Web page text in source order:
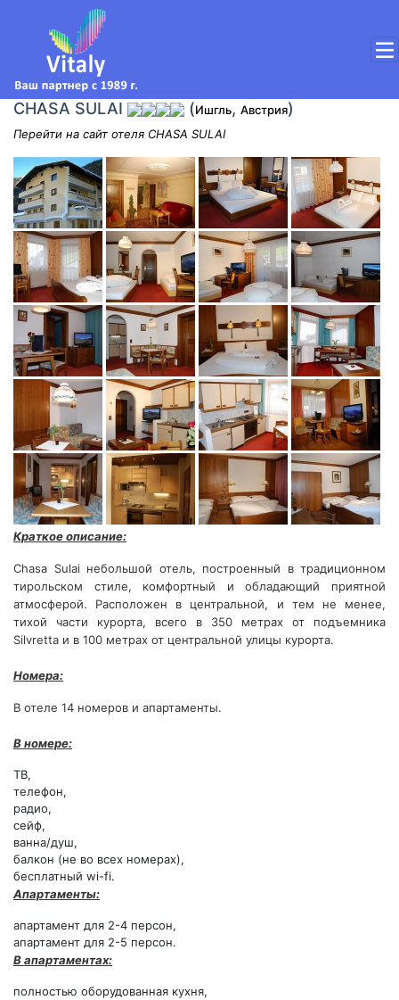
CHASA SULAI (Ишгль, Австрия)
Перейти на сайт отеля CHASA SULAI
Краткое описание:
Chasa Sulai небольшой отель, построенный в традиционном
тирольском стиле, комфортный и обладающий приятной
атмосферой. Расположен в центральной, и тем не менее,
тихой части курорта, всего в 350 метрах от подъемника
Silvretta и в 100 метрах от центральной улицы курорта.
Номера:
В отеле 14 номеров и апартаменты.
В номере:
ТВ,
телефон,
радио,
сейф,
ванна/душ,
балкон (не во всех номерах),
бесплатный wi-fi.
Апартаменты:
апартамент для 2-4 персон,
апартамент для 2-5 персон.
В апартаментах:
полностью оборудованная кухня,